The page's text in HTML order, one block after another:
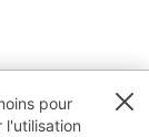
pour
l'utilisation